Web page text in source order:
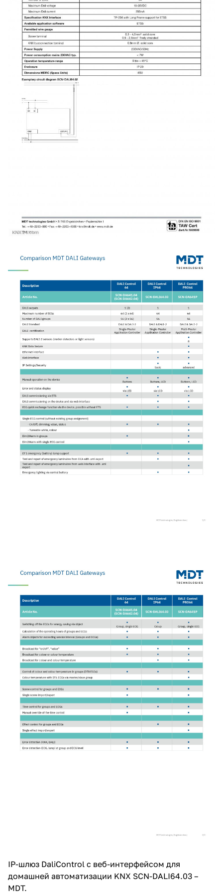
IP-шлюз DaliControl с веб-интерфейсом для
домашней автоматизации KNX SCN-DALI64.03 –
MDT.